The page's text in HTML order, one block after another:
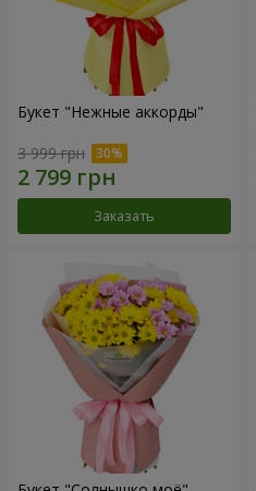
Букет "Нежные аккорды"
3 999 грн
Заказать